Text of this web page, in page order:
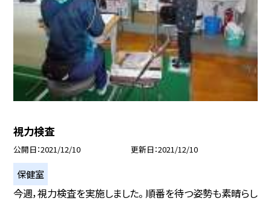
視力検査
公開日 2021/12/10 更新日 2021/12/10
保健室
今週，視力検査を実施しました。 順番を待つ姿勢も素晴らし